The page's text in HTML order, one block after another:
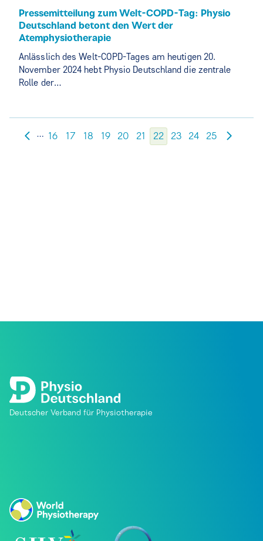
Pressemitteilung zum Welt-COPD-Tag: Physio
Deutschland betont den Wert der
Atemphysiotherapie
Anlässlich des Welt-COPD-Tages am heutigen 20.
November 2024 hebt Physio Deutschland die zentrale
Rolle der…
… 16 17 18 19 20 21 22 23 24 25
Deutscher Verband für Physiotherapie